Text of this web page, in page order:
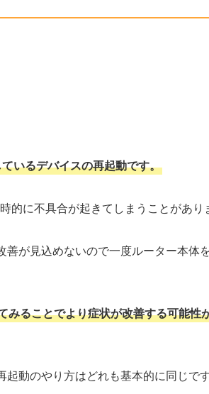
いるデバイスの再起動です。
に不具合が起きてしまうことがあり
が見込めないので一度ルーター本体
みることでより症状が改善する可能性
動のやり方はどれも基本的に同じです